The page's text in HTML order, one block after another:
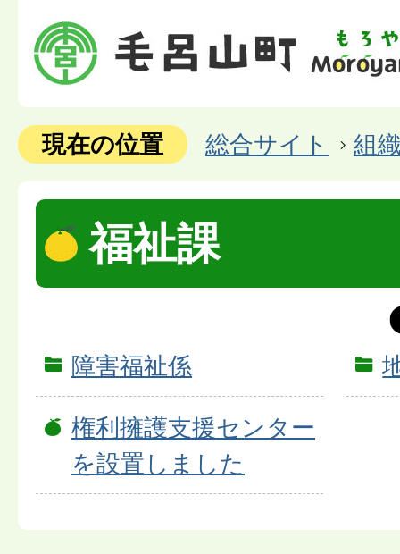
現在の位置 総合サイト 組
福祉課
障害福祉係
権利擁護支援センター
を設置しました